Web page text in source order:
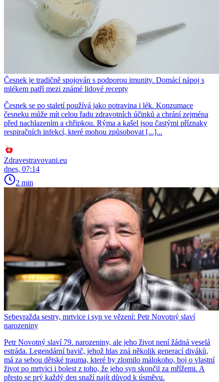
Česnek je tradičně spojován s podporou imunity. Domácí nápoj s
mlékem patří mezi známé lidové recepty
Česnek se po staletí používá jako potravina i lék. Konzumace
česneku může mít celou řadu zdravotních účinků a chrání zejména
před nachlazením a chřipkou. Rýma a kašel jsou častými příznaky
respiračních infekcí, které mohou způsobovat [...]...
Zdravestravovani.eu
dnes, 07:14
2 min
Sebevražda sestry, mrtvice i syn ve vězení: Petr Novotný slaví
narozeniny
Petr Novotný slaví 79. narozeniny, ale jeho život není žádná veselá
estráda. Legendární bavič, jehož hlas zná několik generací diváků,
má za sebou dětské trauma, které by zlomilo málokoho, boj o vlastní
život po mrtvici i bolest z toho, že jeho syn skončil za mřížemi. A
přesto se prý každý den snaží najít důvod k úsměvu.